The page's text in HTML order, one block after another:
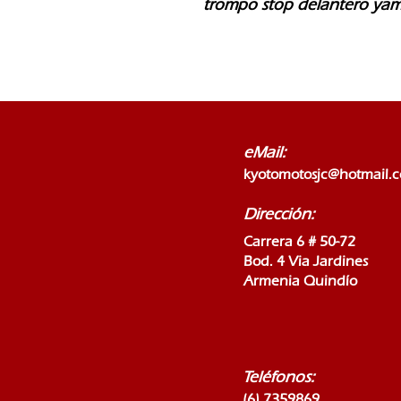
trompo stop delantero
eMail:
Dirección:
Carrera 6 # 50-72
Bod. 4 Via Jardines
Armenia Quindío
Teléfonos: